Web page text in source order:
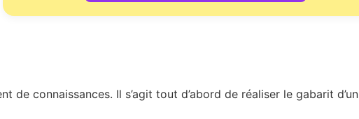
de connaissances. Il s’agit tout d’abord de réaliser le gabarit d’un